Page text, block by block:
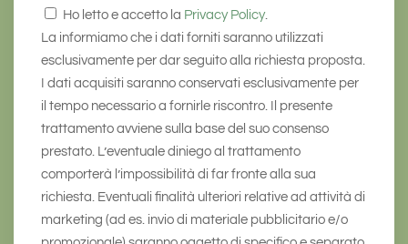
Consenso
*
Ho letto e accetto la Privacy Policy.
La informiamo che i dati forniti saranno utilizzati
esclusivamente per dar seguito alla richiesta proposta.
I dati acquisiti saranno conservati esclusivamente per
il tempo necessario a fornirle riscontro. Il presente
trattamento avviene sulla base del suo consenso
prestato. L’eventuale diniego al trattamento
comporterà l’impossibilità di far fronte alla sua
richiesta. Eventuali finalità ulteriori relative ad attività di
marketing (ad es. invio di materiale pubblicitario e/o